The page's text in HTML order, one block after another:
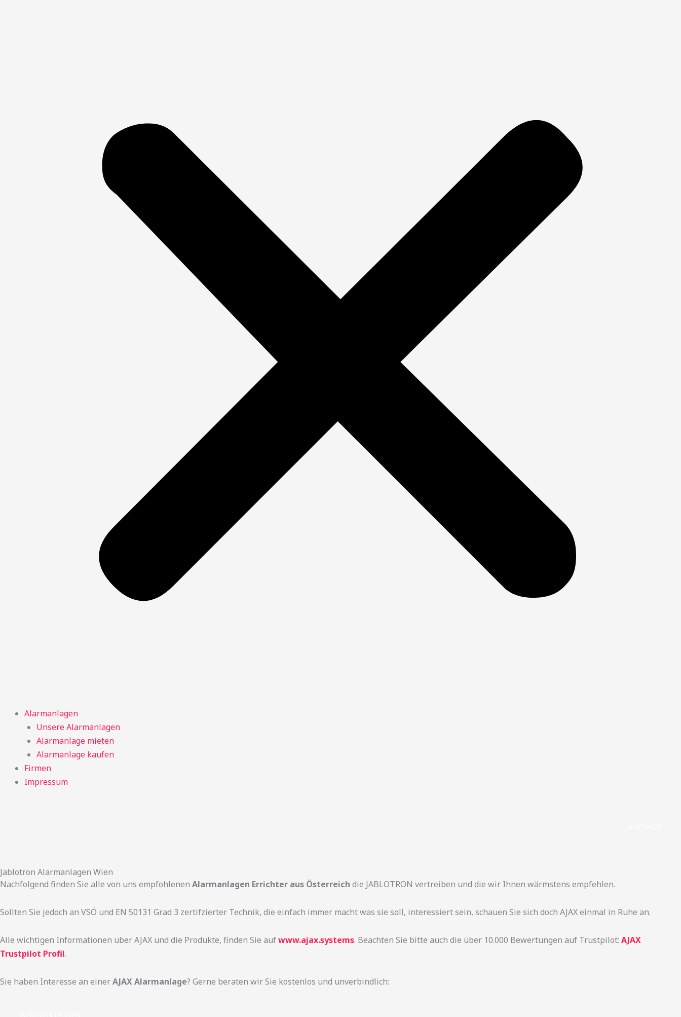
Alarmanlagen
Unsere Alarmanlagen
Alarmanlage mieten
Alarmanlage kaufen
Firmen
Impressum
Jablotron Alarmanlagen Wien
Nachfolgend finden Sie alle von uns empfohlenen Alarmanlagen Errichter aus Österreich die JABLOTRON vertreiben und die wir Ihnen wärmstens empfehlen.
Sollten Sie jedoch an VSÖ und EN 50131 Grad 3 zertifzierter Technik, die einfach immer macht was sie soll, interessiert sein, schauen Sie sich doch AJAX einmal in Ruhe an.
Alle wichtigen Informationen über AJAX und die Produkte, finden Sie aufwww.ajax.systems. Beachten Sie bitte auch die über 10.000 Bewertungen auf Trustpilot: AJAX
Trustpilot Profil.
Sie haben Interesse an einerAJAX Alarmanlage? Gerne beraten wir Sie kostenlos und unverbindlich: